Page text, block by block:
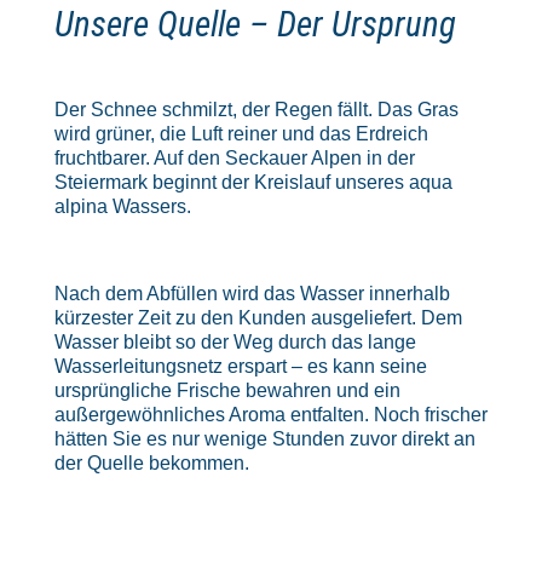
Unsere Quelle – Der Ursprung
Der Schnee schmilzt, der Regen fällt. Das Gras
wird grüner, die Luft reiner und das Erdreich
fruchtbarer. Auf den Seckauer Alpen in der
Steiermark beginnt der Kreislauf unseres aqua
alpina Wassers.
Nach dem Abfüllen wird das Wasser innerhalb
kürzester Zeit zu den Kunden ausgeliefert. Dem
Wasser bleibt so der Weg durch das lange
Wasserleitungsnetz erspart – es kann seine
ursprüngliche Frische bewahren und ein
außergewöhnliches Aroma entfalten. Noch frischer
hätten Sie es nur wenige Stunden zuvor direkt an
der Quelle bekommen.